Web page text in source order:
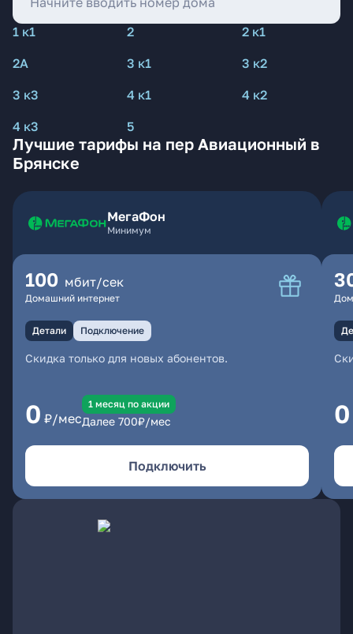
1 к1 2
2 к1
2А
3 к1
3 к2
3 к3
4 к1
4 к2
4 к3
5
Лучшие тарифы на пер Авиационный в
Брянске
МегаФон
Минимум
100 мбит/сек
Домашний интернет
Детали Подключение
Скидка только для новых абонентов.
0 ₽/мес
1 месяц по акции
Далее 700₽/мес
Подключить
0